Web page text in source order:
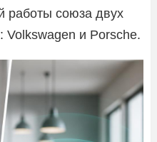
работы союза двух
Volkswagen и Porsche.